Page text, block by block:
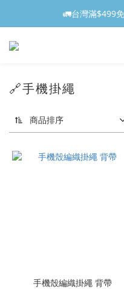
🚛台灣滿$499
🔗手機掛繩
商品排序
手機殼編織掛繩 背帶